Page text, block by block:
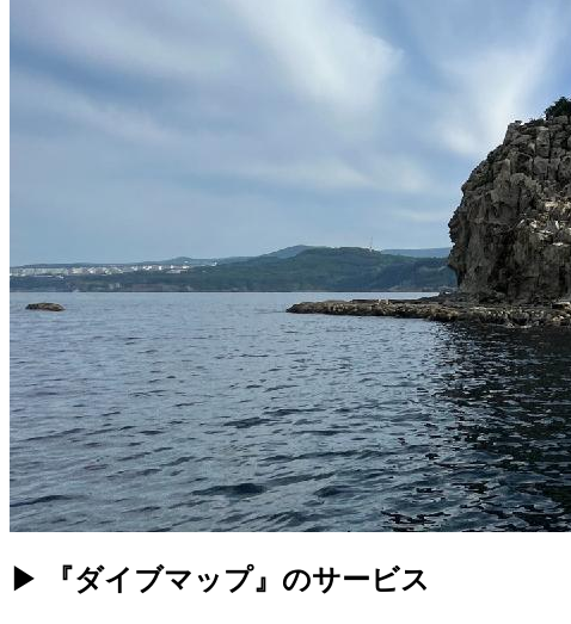
▶ 『ダイブマップ』のサービス